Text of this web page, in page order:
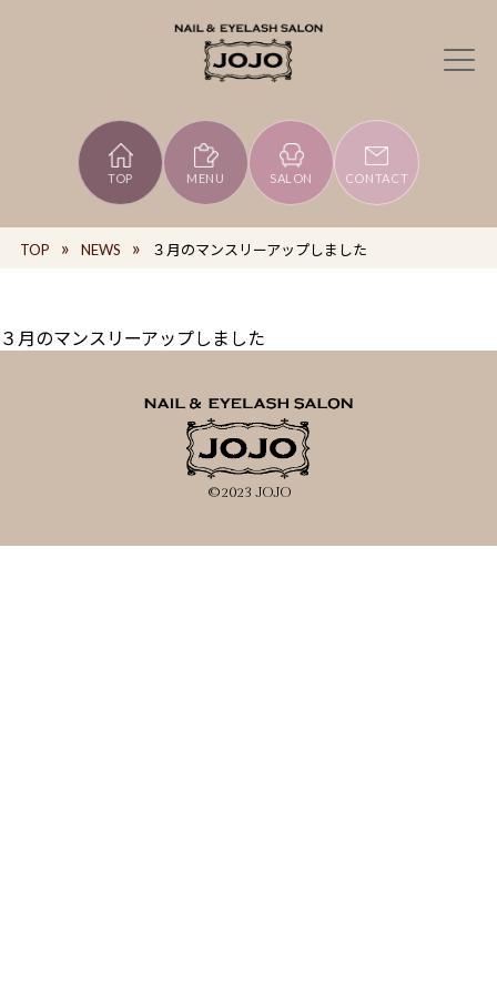
TOP MENU SALON CONTACT
TOP NEWS ３月のマンスリーアップしました
３月のマンスリーアップしました
©2023 JOJO